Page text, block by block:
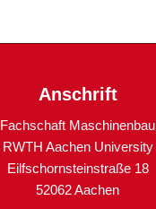
Anschrift
Fachschaft Maschinenbau
RWTH Aachen University
Eilfschornsteinstraße 18
52062 Aachen